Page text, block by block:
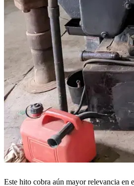
Este hito cobra aún mayor relevancia en